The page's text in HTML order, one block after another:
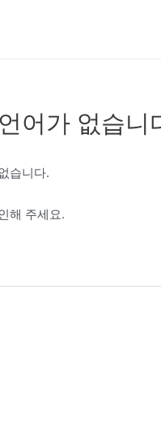
어가 없습니
습니다.
해 주세요.